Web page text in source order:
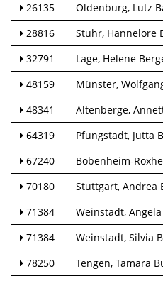
26135
Oldenburg Lutz
28816
Stuhr Hannelore
32791
Lage Helene
48159
Münster
48341
Altenberge
64319
Pfungstadt Jutta
67240
Bobenheim-
70180
Stuttgart Andrea
71384
Weinstadt
71384
Weinstadt Silvia
78250
Tengen Tamara